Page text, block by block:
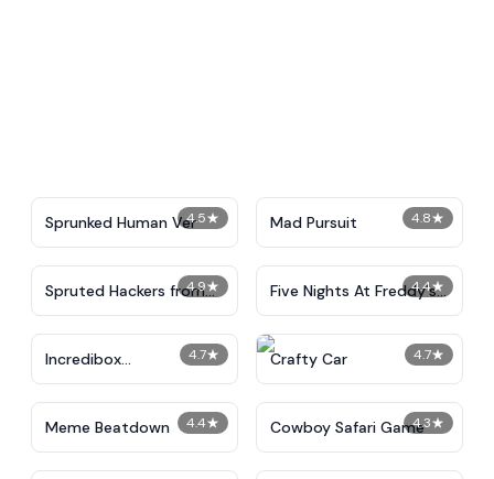
4.5★
Sprunked Human Ver 4.8★
Mad Pursuit
4.9★
Spruted Hackers from
Hell
4.4★
Five Nights At Freddy's
2
4.7★
Incredibox
Instrumentalist
4.7★
Crafty Car
4.4★
Meme Beatdown 4.3★
Cowboy Safari Game